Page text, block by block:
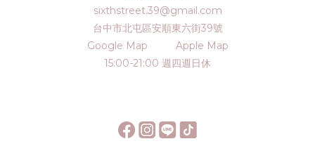
sixthstreet.39@gmail.com
台中市北屯區安順東六街39號
Google Map
Apple Map
15:00-21:00 週四週日休